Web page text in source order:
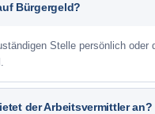
Bürgergeld?
Stelle persönlich
der Arbeitsvermittler an?